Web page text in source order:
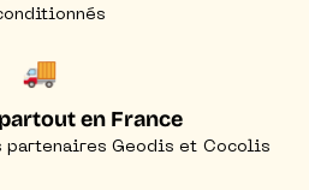
🚚
en France
partenaires Geodis et Cocolis